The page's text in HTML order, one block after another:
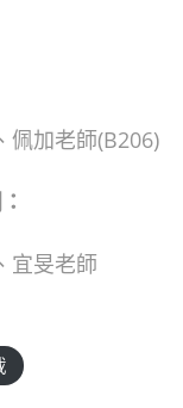
佩加老師(B206)
宜旻老師